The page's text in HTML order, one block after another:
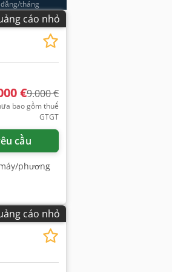
tháng
cáo nhỏ
€9.000 €
bao gồm thuế
GTGT
cầu
phương
cáo nhỏ